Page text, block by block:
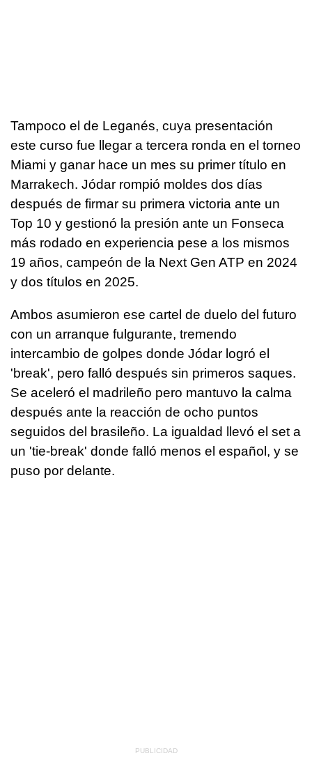
Tampoco el de Leganés, cuya presentación
este curso fue llegar a tercera ronda en el torneo
Miami y ganar hace un mes su primer título en
Marrakech. Jódar rompió moldes dos días
después de firmar su primera victoria ante un
Top 10 y gestionó la presión ante un Fonseca
más rodado en experiencia pese a los mismos
19 años, campeón de la Next Gen ATP en 2024
y dos títulos en 2025.
Ambos asumieron ese cartel de duelo del futuro
con un arranque fulgurante, tremendo
intercambio de golpes donde Jódar logró el
'break', pero falló después sin primeros saques.
Se aceleró el madrileño pero mantuvo la calma
después ante la reacción de ocho puntos
seguidos del brasileño. La igualdad llevó el set a
un 'tie-break' donde falló menos el español, y se
puso por delante.